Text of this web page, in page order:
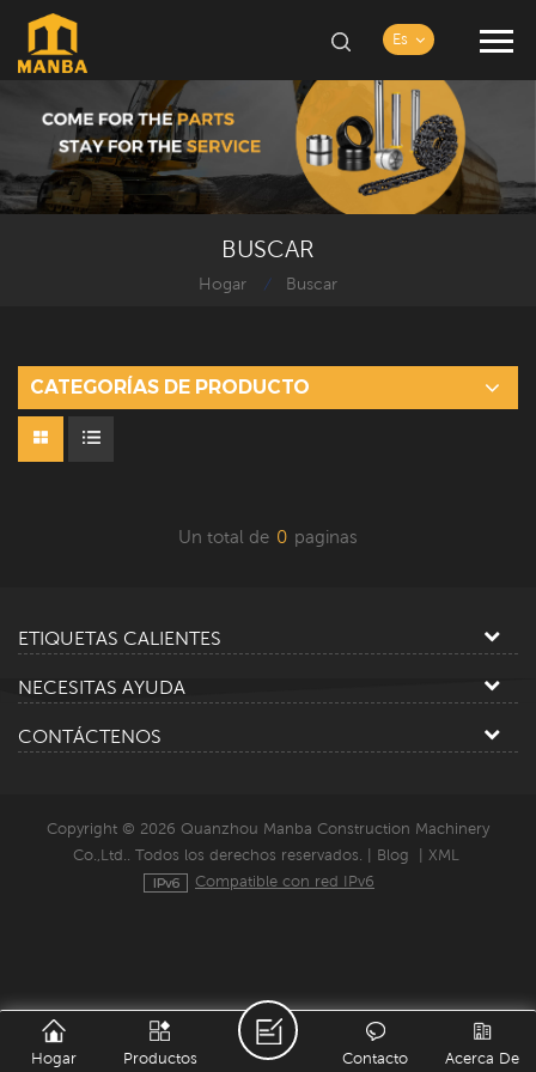
Es
BUSCAR
Hogar / Buscar
CATEGORÍAS DE PRODUCTO
Un total de 0 paginas
ETIQUETAS CALIENTES
NECESITAS AYUDA
CONTÁCTENOS
Copyright © 2026 Quanzhou Manba Construction Machinery
Co.,Ltd.. Todos los derechos reservados. |
Blog
XML
Compatible con red IPv6
Hogar Productos Acerca De
Contacto